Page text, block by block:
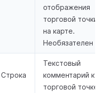
отображения
торговой точки
на карте.
Необязателен
Строка
Текстовый
комментарий к
торговой точке.